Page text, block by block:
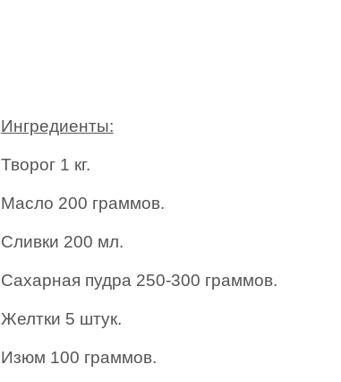
Ингредиенты:
Творог 1 кг.
Масло 200 граммов.
Сливки 200 мл.
Сахарная пудра 250-300 граммов.
Желтки 5 штук.
Изюм 100 граммов.